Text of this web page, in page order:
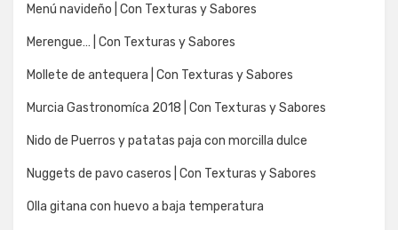
Menú navideño | Con Texturas y Sabores
Merengue… | Con Texturas y Sabores
Mollete de antequera | Con Texturas y Sabores
Murcia Gastronomíca 2018 | Con Texturas y Sabores
Nido de Puerros y patatas paja con morcilla dulce
Nuggets de pavo caseros | Con Texturas y Sabores
Olla gitana con huevo a baja temperatura